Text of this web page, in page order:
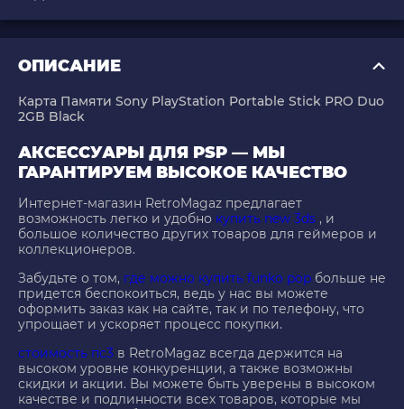
ОПИСАНИЕ
Карта Памяти Sony PlayStation Portable Stick PRO Duo
2GB Black
АКСЕССУАРЫ ДЛЯ PSP — МЫ
ГАРАНТИРУЕМ ВЫСОКОЕ КАЧЕСТВО
Интернет-магазин RetroMagaz предлагает
возможность легко и удобно купить new 3ds , и
большое количество других товаров для геймеров и
коллекционеров.
Забудьте о том, где можно купить funko pop больше не
придется беспокоиться, ведь у нас вы можете
оформить заказ как на сайте, так и по телефону, что
упрощает и ускоряет процесс покупки.
стоимость пс3 в RetroMagaz всегда держится на
высоком уровне конкуренции, а также возможны
скидки и акции. Вы можете быть уверены в высоком
качестве и подлинности всех товаров, которые мы